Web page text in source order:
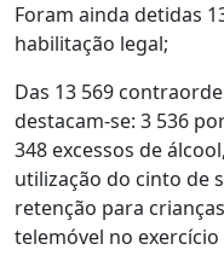
Foram ainda detidas
habilitação legal;
Das 13 569
destacam-se: 3 536
348 excessos de
utilização do cinto de
retenção para
telemóvel no